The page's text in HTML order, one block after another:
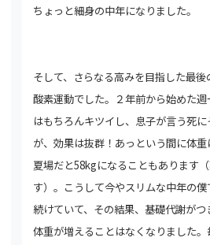
ちょっと細身の中年になりました。
そして、さらなる高みを目指した最
酸素運動でした。２年前から始めた
はもちろんキツイし、 息子が言う死
が、効果は抜群！あっという間に体重
夏場だと58kgになることもあります
す）。こうして今やスリムな中年の
続けていて、その結果、基礎代謝が
体重が増えることはなくなりました。